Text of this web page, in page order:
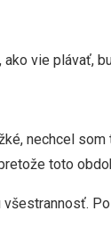
vie plávať,
nechcel
toto